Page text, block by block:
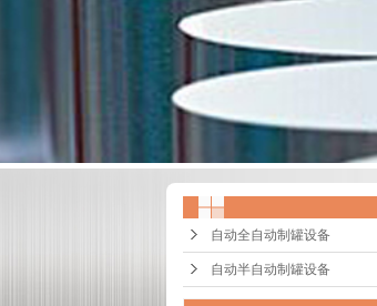
自动全自动制罐设备
自动半自动制罐设备